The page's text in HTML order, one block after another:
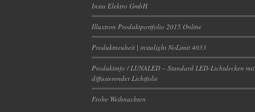
Insta Elektro GmbH
Illuxtron Produktportfolio 2015 Online
Produktneuheit | instalight NoLimit 4033
Produktinfo / LUNALED – Standard LED-Lichtdecken mit
diffusierender Lichtfolie
Frohe Weihnachten